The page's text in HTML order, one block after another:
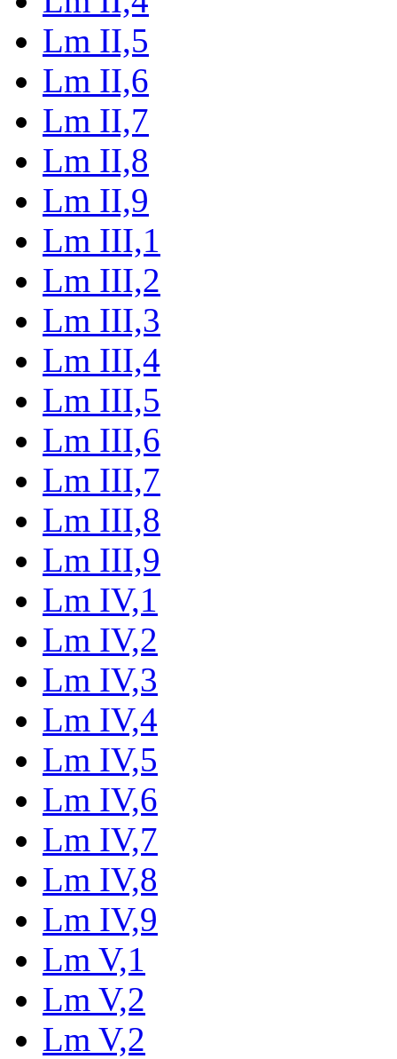
Lm II,5
Lm II,6
Lm II,7
Lm II,8
Lm II,9
Lm III,1
Lm III,2
Lm III,3
Lm III,4
Lm III,5
Lm III,6
Lm III,7
Lm III,8
Lm III,9
Lm IV,1
Lm IV,2
Lm IV,3
Lm IV,4
Lm IV,5
Lm IV,6
Lm IV,7
Lm IV,8
Lm IV,9
Lm V,1
Lm V,2
Lm V,2